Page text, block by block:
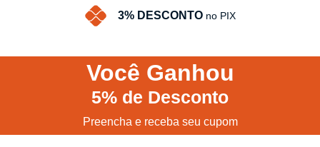
3% DESCONTO no PIX
Você Ganhou
5% de Desconto
Preencha e receba seu cupom